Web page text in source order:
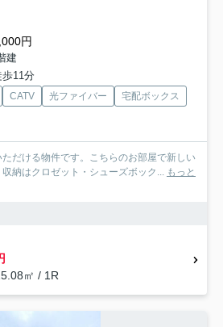
円
建
11分
CATV 光ファイバー
宅配ボックス
だける物件です。こちらのお部屋で新しい
納はクロゼット・シューズボック...
もっと
㎡ / 1R